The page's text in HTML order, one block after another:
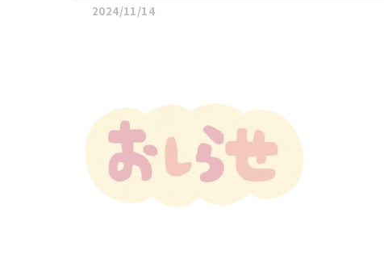
2024/11/14